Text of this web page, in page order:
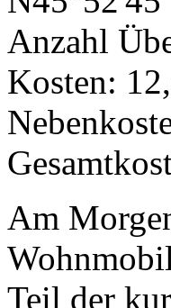
Anzahl
Kosten:
Am
Teil der